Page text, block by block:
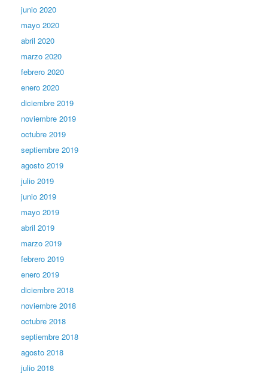
junio 2020
mayo 2020
abril 2020
marzo 2020
febrero 2020
enero 2020
diciembre 2019
noviembre 2019
octubre 2019
septiembre 2019
agosto 2019
julio 2019
junio 2019
mayo 2019
abril 2019
marzo 2019
febrero 2019
enero 2019
diciembre 2018
noviembre 2018
octubre 2018
septiembre 2018
agosto 2018
julio 2018